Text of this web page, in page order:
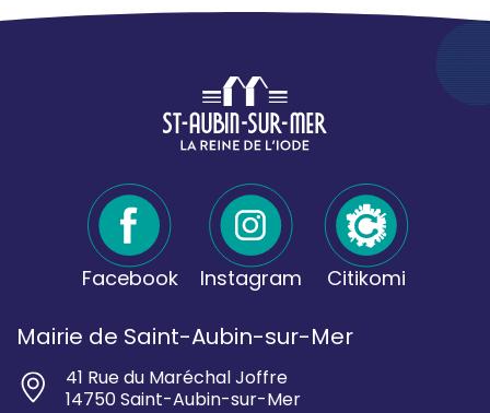
Facebook Instagram Citikomi
Mairie de Saint-Aubin-sur-Mer
41 Rue du Maréchal Joffre
14750 Saint-Aubin-sur-Mer